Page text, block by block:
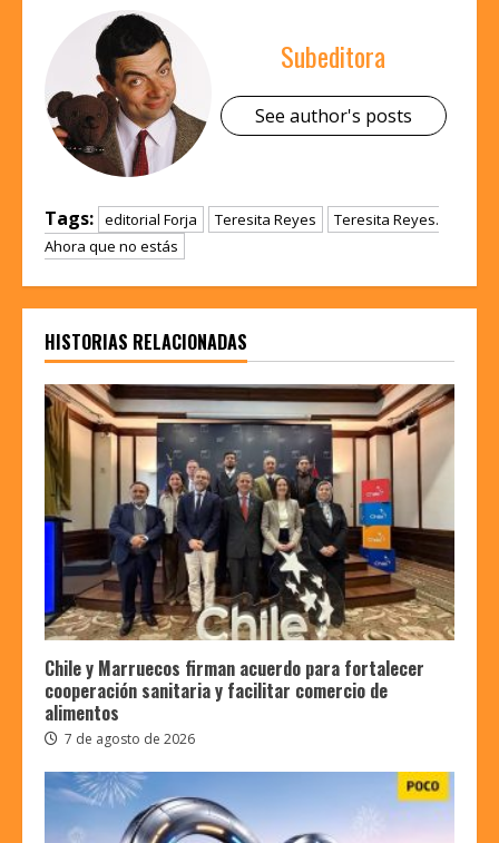
Subeditora
See author's posts
Tags: editorial Forja Teresita Reyes
Teresita Reyes.
Ahora que no estás
HISTORIAS RELACIONADAS
Chile y Marruecos firman acuerdo para fortalecer
cooperación sanitaria y facilitar comercio de
alimentos
7 de agosto de 2026